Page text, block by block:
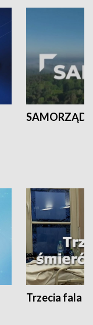
SAMORZĄD
Trzecia fala -